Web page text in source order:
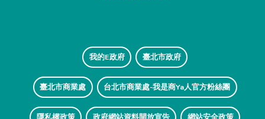
我的E政府 臺北市政府
臺北市商業處 台北市商業處-我是商Ya人官方粉絲團